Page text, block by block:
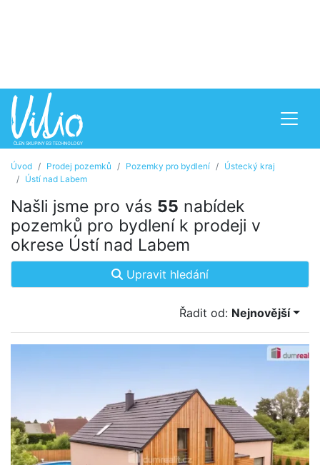
Úvod Prodej pozemků Pozemky pro bydlení
Ústecký kraj
Ústí nad Labem
Našli jsme pro vás 55 nabídek
pozemků pro bydlení k prodeji v
okrese Ústí nad Labem
Upravit hledání
Řadit od: Nejnovější